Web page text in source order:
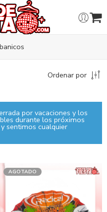
Ordenar por
por vacaciones y los
durante los próximos
sentimos cualquier
AGOTADO